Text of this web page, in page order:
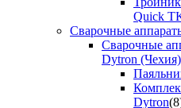
Quick
Сварочные
Сварочные
Dytron (Чехия)
Dytron